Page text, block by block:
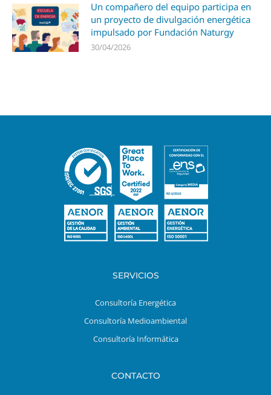
Un compañero del equipo participa en
un proyecto de divulgación energética
impulsado por Fundación Naturgy
30/04/2026
SERVICIOS
Consultoría Energética
Consultoría Medioambiental
Consultoría Informática
CONTACTO